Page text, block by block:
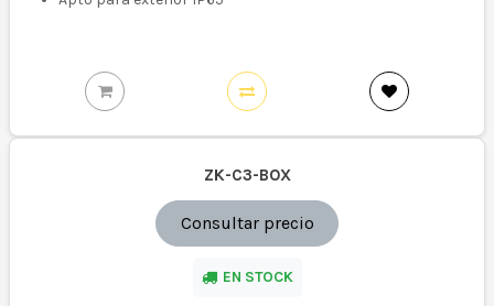
ZK-C3-BOX
Consultar precio
EN STOCK